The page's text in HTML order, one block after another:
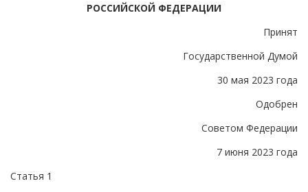
РОССИЙСКОЙ ФЕДЕРАЦИИ
Принят
Государственной Думой
30 мая 2023 года
Одобрен
Советом Федерации
7 июня 2023 года
Статья 1